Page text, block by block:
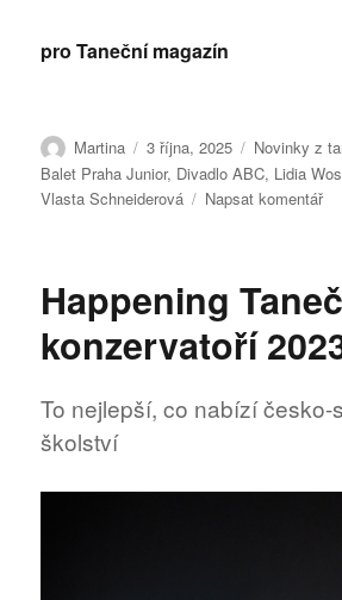
pro Taneční magazín
Autor:
Martina Publikováno:
3 října, 2025 Rubriky:
Novinky z
Balet Praha Junior, Divadlo ABC, Lidia Wos
Vlasta Schneiderová
Napsat komentářpro
Happening
konzervatoří
To nejlepší, co nabízí česko-
školství